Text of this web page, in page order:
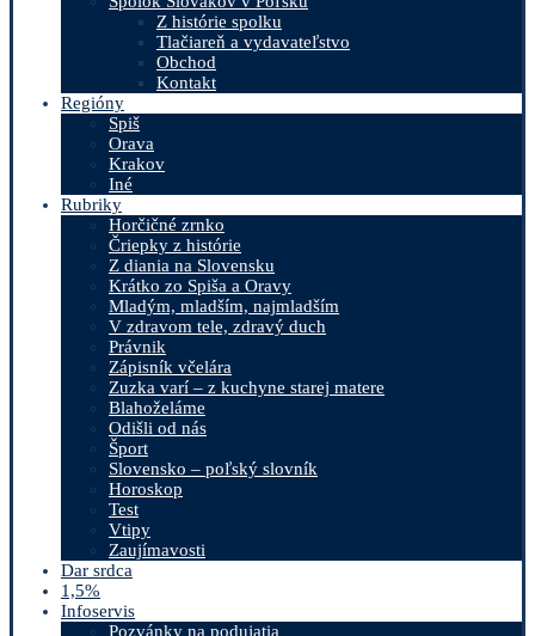
Z histórie spolku
Tlačiareň a vydavateľstvo
Obchod
Kontakt
Regióny
Spiš
Orava
Krakov
Iné
Rubriky
Horčičné zrnko
Čriepky z histórie
Z diania na Slovensku
Krátko zo Spiša a Oravy
Mladým, mladším, najmladším
V zdravom tele, zdravý duch
Právnik
Zápisník včelára
Zuzka varí – z kuchyne starej matere
Blahoželáme
Odišli od nás
Šport
Slovensko – poľský slovník
Horoskop
Test
Vtipy
Zaujímavosti
Dar srdca
1,5%
Infoservis
Pozvánky na podujatia